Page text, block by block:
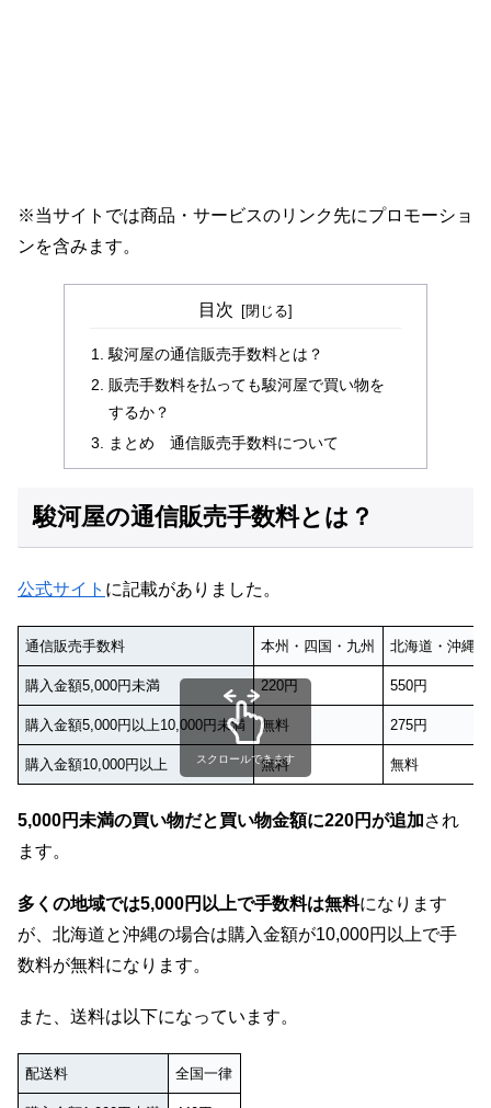
※当サイトでは商品・サービスのリンク先にプロモーショ
ンを含みます。
目次
駿河屋の通信販売手数料とは？
販売手数料を払っても駿河屋で買い物を
するか？
まとめ 通信販売手数料について
駿河屋の通信販売手数料とは？
公式サイト に記載がありました。
通信販売手数料 本州・四国・九州 北海道・沖縄
購入金額5,000円未満 220円 550円
購入金額5,000円以上10,000円未満 無料 275円
購入金額10,000円以上 無料 無料
スクロールできます
5,000円未満の買い物だと買い物金額に220円が追加 され
ます。
多くの地域では5,000円以上で手数料は無料になります
が、北海道と沖縄の場合は購入金額が10,000円以上で手
数料が無料になります。
また、送料は以下になっています。
配送料 全国一律